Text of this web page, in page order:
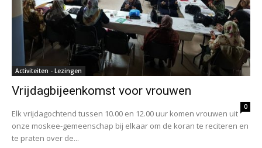
Activiteiten - Lezingen
Vrijdagbijeenkomst voor vrouwen
0
Elk vrijdagochtend tussen 10.00 en 12.00 uur komen vrouwen uit
onze moskee-gemeenschap bij elkaar om de koran te reciteren en
te praten over de...